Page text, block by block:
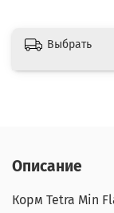
Выбрать
Описание
Корм Tetra Min